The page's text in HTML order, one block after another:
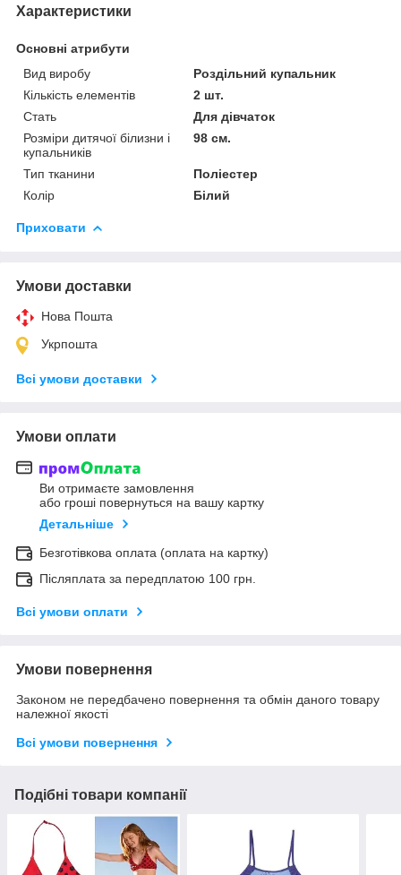
Характеристики
Основні атрибути
Вид виробу
Роздільний купальник
Кількість елементів
2 шт.
Стать
Для дівчаток
Розміри дитячої білизни і
купальників
98 см.
Тип тканини
Поліестер
Колір
Білий
Приховати
Умови доставки
Нова Пошта
Укрпошта
Всі умови доставки
Умови оплати
Ви отримаєте замовлення
або гроші повернуться на вашу картку
Детальніше
Безготівкова оплата (оплата на картку)
Післяплата за передплатою 100 грн.
Всі умови оплати
Умови повернення
Законом не передбачено повернення та обмін даного товару
належної якості
Всі умови повернення
Подібні товари компанії